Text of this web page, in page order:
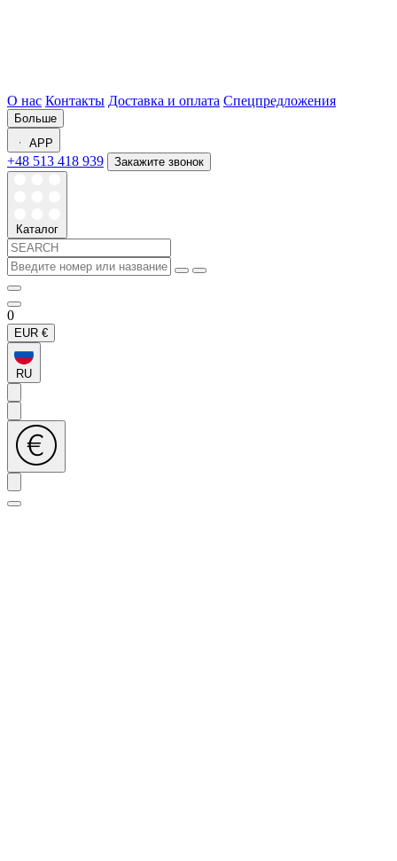
О нас Контакты Доставка и оплата Спецпредложения
Больше
APP
+48 513 418 939 Закажите звонок
Каталог
0
EUR €
RU